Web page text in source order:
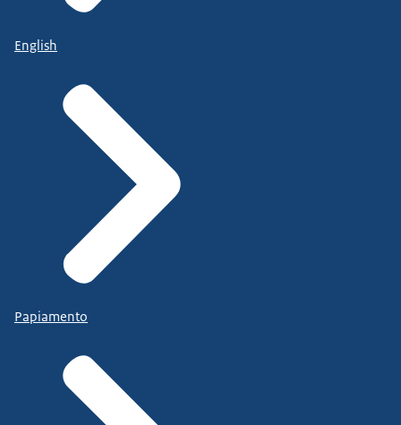
English
Papiamento